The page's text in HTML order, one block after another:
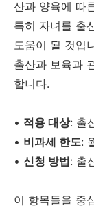
산과 양육에 따
특히 자녀를 출
도움이 될 것입
출산과 보육과
합니다.
• 적용 대상: 출
• 비과세 한도:
• 신청 방법: 출
이 항목들을 중